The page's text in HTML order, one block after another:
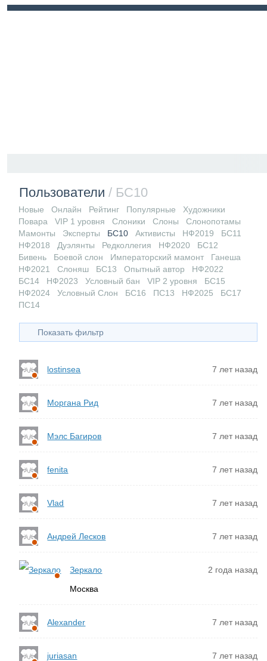
Пользователи/ БС10
Новые Онлайн Рейтинг Популярные
Художники
Повара
VIP 1 уровня Слоники Слоны
Слонопотамы
Мамонты
Эксперты БС10 Активисты НФ2019
БС11
НФ2018
Дуэлянты Редколлегия НФ2020
БС12
Бивень
Боевой слон Императорский мамонт
Ганеша
НФ2021
Слоняш БС13 Опытный автор
НФ2022
БС14
НФ2023 Условный бан VIP 2 уровня
БС15
НФ2024
Условный Слон БС16 ПС13 НФ2025
БС17
ПС14
Показать фильтр
lostinsea 7 лет назад
Моргана Рид 7 лет назад
Мэлс Багиров 7 лет назад
fenita 7 лет назад
Vlad 7 лет назад
Андрей Лесков 7 лет назад
Зеркало
Москва
2 года назад
Alexander 7 лет назад
juriasan 7 лет назад